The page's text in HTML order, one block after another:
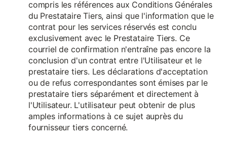
compris les références aux Conditions Générales
du Prestataire Tiers, ainsi que l'information que le
contrat pour les services réservés est conclu
exclusivement avec le Prestataire Tiers. Ce
courriel de confirmation n'entraîne pas encore la
conclusion d'un contrat entre l'Utilisateur et le
prestataire tiers. Les déclarations d'acceptation
ou de refus correspondantes sont émises par le
prestataire tiers séparément et directement à
l'Utilisateur. L'utilisateur peut obtenir de plus
amples informations à ce sujet auprès du
fournisseur tiers concerné.